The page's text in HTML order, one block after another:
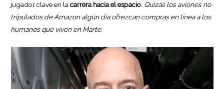
jugador clave en lacarrera hacia el espacio. Quizás los aviones no
tripulados de Amazon algún día ofrezcan compras en línea a los
humanos que viven en Marte.